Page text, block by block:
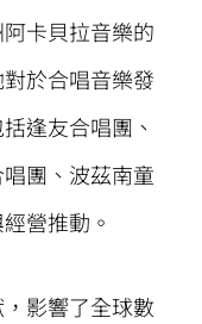
卡貝拉音樂的
於合唱音樂發
逢友合唱團、
團、波茲南童
營推動。
影響了全球數